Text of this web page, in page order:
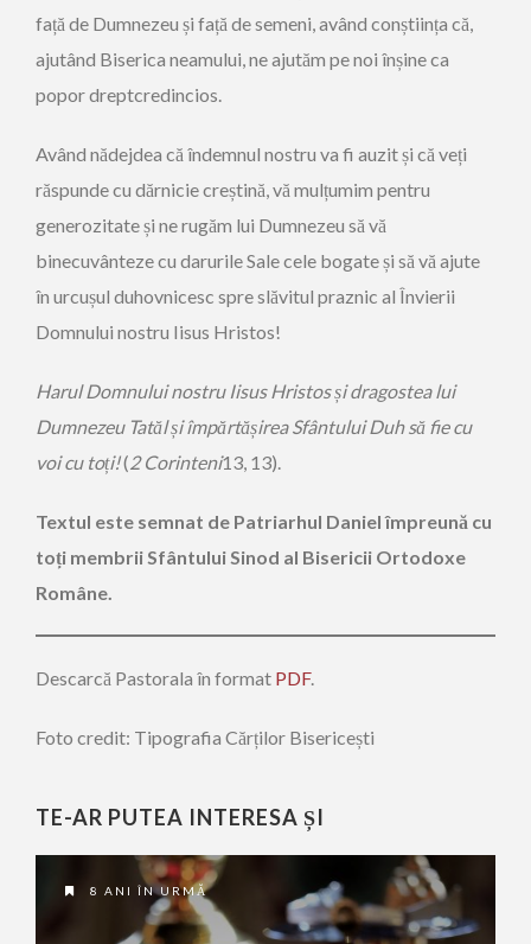
față de Dumnezeu și față de semeni, având conștiința că,
ajutând Biserica neamului, ne ajutăm pe noi înșine ca
popor dreptcredincios.
Având nădejdea că îndemnul nostru va fi auzit și că veți
răspunde cu dărnicie creștină, vă mulțumim pentru
generozitate și ne rugăm lui Dumnezeu să vă
binecuvânteze cu darurile Sale cele bogate și să vă ajute
în urcușul duhovnicesc spre slăvitul praznic al Învierii
Domnului nostru Iisus Hristos!
Harul Domnului nostru Iisus Hristos și dragostea lui
Dumnezeu Tatăl și împărtășirea Sfântului Duh să fie cu
voi cu toți!(2 Corinteni13, 13).
Textul este semnat de Patriarhul Daniel împreună cu
toți membrii Sfântului Sinod al Bisericii Ortodoxe
Române.
Descarcă Pastorala în format PDF.
Foto credit: Tipografia Cărților Bisericești
TE-AR PUTEA INTERESA ȘI
8 ANI ÎN URMĂ